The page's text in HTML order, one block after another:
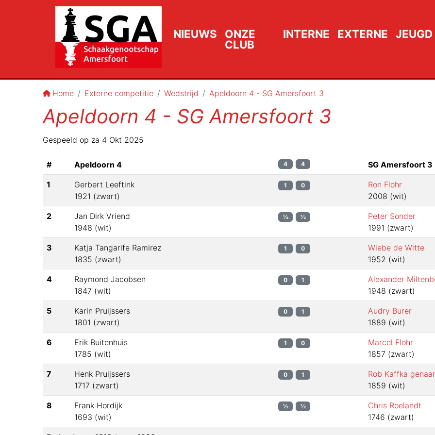
NIEUWS
ONZE
CLUB
INTERNE EXTERNE JEUGD
Home Externe competitie Wedstrijd Apeldoorn 4 - SG Amersfoort 3
Apeldoorn 4 - SG Amersfoort 3
Gespeeld op za 4 Okt 2025
# Apeldoorn 4 4 4 SG Amersfoort 3
1
Gerbert Leeftink
1921 (zwart)
1 0
Ron Flohr
2008 (wit)
2
Jan Dirk Vriend
1948 (wit)
½ ½
Peter Sonder
1991 (zwart)
3
Katja Tangarife Ramirez
1835 (zwart)
1 0
Wiebe de Witte
1952 (wit)
4
Raymond Jacobsen
1847 (wit)
0 1
Alexander
1948 (zwart)
5
Karin Pruijssers
1801 (zwart)
0 1
Audry Burer
1889 (wit)
6
Erik Buitenhuis
1785 (wit)
1 0
Marcel Flohr
1857 (zwart)
7
Henk Pruijssers
1717 (zwart)
0 1
Rob Kaffka
1859 (wit)
8
Frank Hordijk
1693 (wit)
½ ½
Chris Roelandt
1746 (zwart)